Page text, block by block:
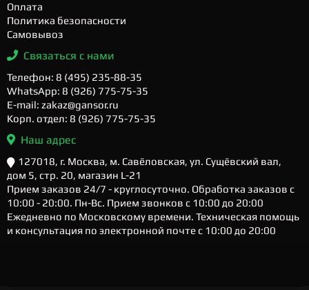
Оплата
Политика безопасности
Самовывоз
Связаться с нами
Телефон: 8 (495) 235-88-35
WhatsApp: 8 (926) 775-75-35
E-mail: zakaz@gansor.ru
Корп. отдел: 8 (926) 775-75-35
Наш адрес
127018, г. Москва, м. Савёловская, ул. Сущёвский вал,
дом 5, стр. 20, магазин L-21
Прием заказов 24/7 - круглосуточно. Обработка заказов с
10:00 - 20:00. Пн-Вс. Прием звонков с 10:00 до 20:00
Ежедневно по Московскому времени. Техническая помощь
и консультация по электронной почте с 10:00 до 20:00